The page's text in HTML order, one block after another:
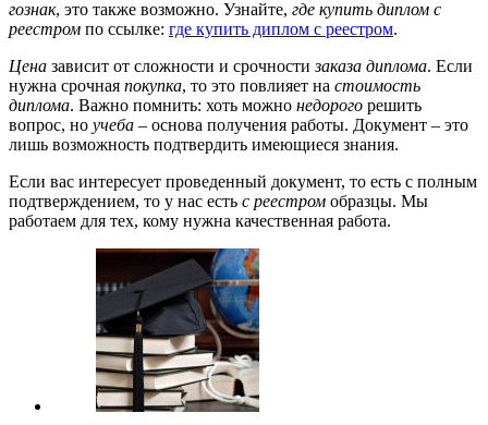
гознак, это также возможно. Узнайте, где купить диплом с
реестром по ссылке: где купить диплом с реестром.
Цена зависит от сложности и срочностизаказа диплома. Если
нужна срочная покупка, то это повлияет на стоимость
диплома. Важно помнить: хоть можно недорого решить
вопрос, но учеба – основа получения работы. Документ – это
лишь возможность подтвердить имеющиеся знания.
Если вас интересует проведенный документ, то есть с полным
подтверждением, то у нас есть с реестром образцы. Мы
работаем для тех, кому нужна качественная работа.